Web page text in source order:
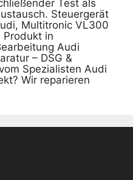
Test als
Steuergerät
Multitronic VL300
Produkt in
Audi
– DSG &
Spezialisten Audi
Wir reparieren